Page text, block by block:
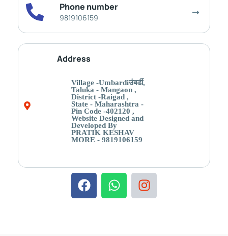
Phone number
9819106159
Address
Village -Umbardiउंबर्डी,
Taluka - Mangaon ,
District -Raigad ,
State - Maharashtra -
Pin Code -402120 ,
Website Designed and
Developed By
PRATIK KESHAV
MORE - 9819106159
F
a
W
h
I
n